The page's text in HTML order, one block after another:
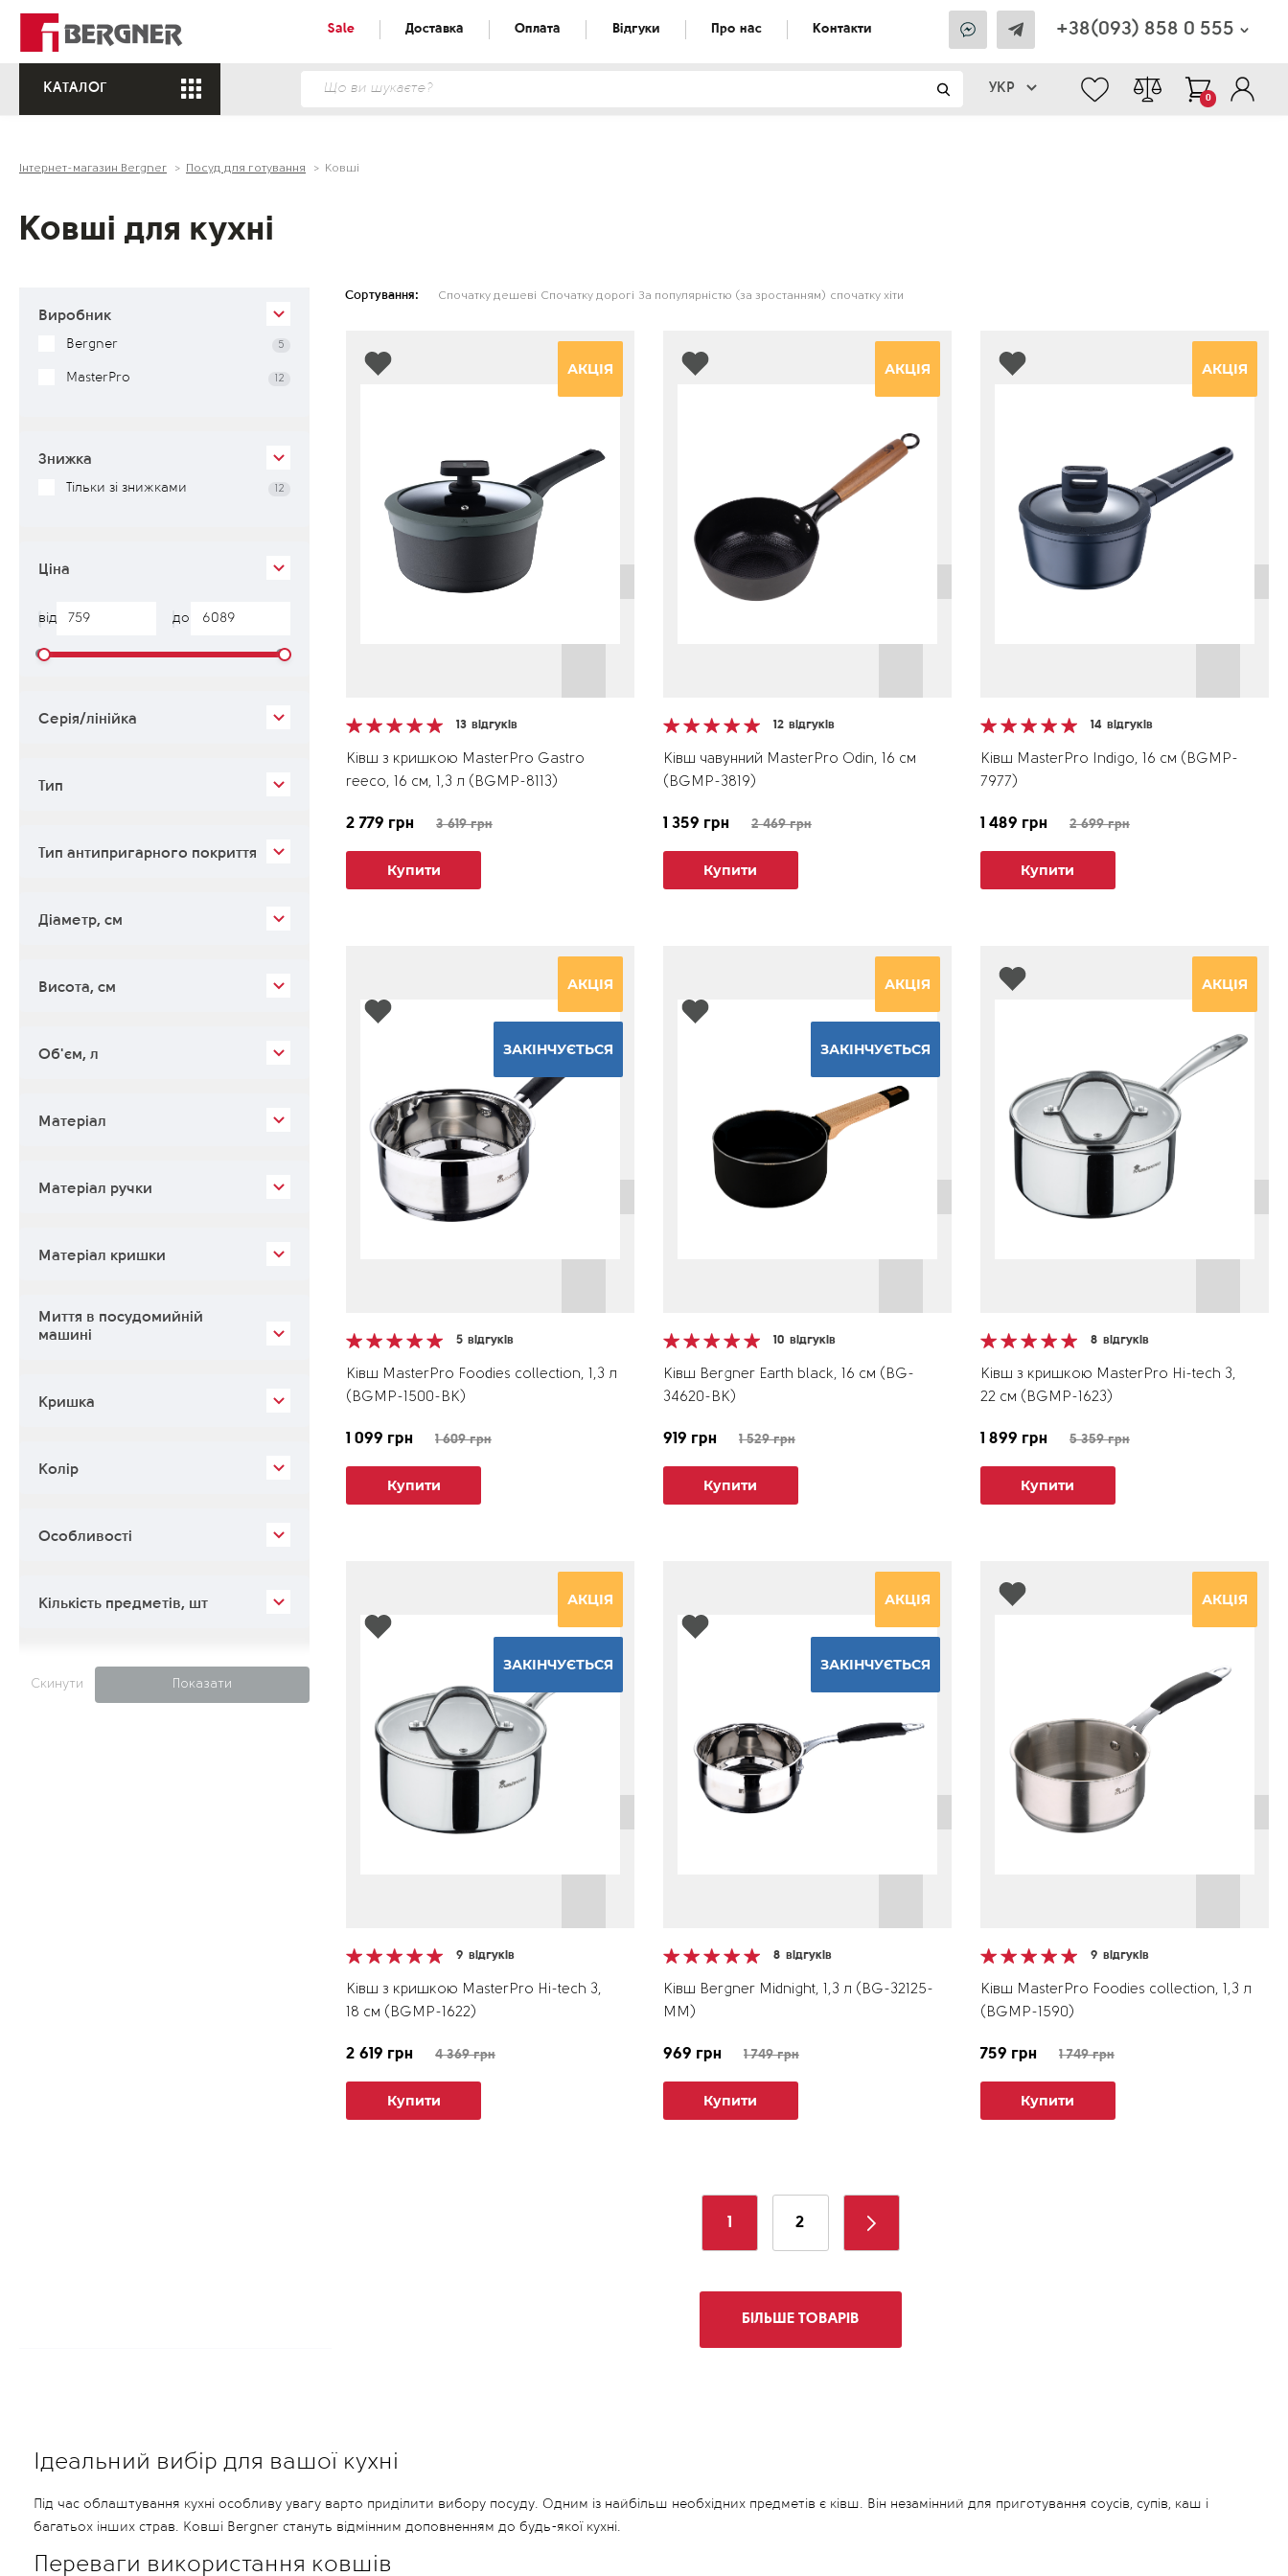
Sale Доставка Оплата Відгуки Про нас Контакти +38(093) 858 0 555
КАТАЛОГ УКР
0
Інтернет-магазин Bergner Посуд для готування Ковші
Ковші для кухні
Виробник
Bergner 5
MasterPro 12
Знижка
Тільки зі знижками 12
Ціна
від до
Серія/лінійка
Тип
Тип антипригарного покриття
Діаметр, см
Висота, см
Об'єм, л
Матеріал
Матеріал ручки
Матеріал кришки
Миття в посудомийній
машині
Кришка
Колір
Особливості
Кількість предметів, шт
Скинути Показати
Сортування: Спочатку дешеві Спочатку дорогі За популярністю (за зростанням) спочатку хіти
АКЦІЯ
13 відгуків
Ківш з кришкою MasterPro Gastro
reeco, 16 см, 1,3 л (BGMP-8113)
2 779 грн 3 619 грн
Купити
АКЦІЯ
12 відгуків
Ківш чавунний MasterPro Odin, 16 см
(BGMP-3819)
1 359 грн 2 469 грн
Купити
АКЦІЯ
14 відгуків
Ківш MasterPro Indigo, 16 см (BGMP-
7977)
1 489 грн 2 699 грн
Купити
АКЦІЯ
ЗАКІНЧУЄТЬСЯ
5 відгуків
Ківш MasterPro Foodies collection, 1,3 л
(BGMP-1500-BK)
1 099 грн 1 609 грн
Купити
АКЦІЯ
ЗАКІНЧУЄТЬСЯ
10 відгуків
Ківш Bergner Earth black, 16 см (BG-
34620-BK)
919 грн 1 529 грн
Купити
АКЦІЯ
8 відгуків
Ківш з кришкою MasterPro Hi-tech 3,
22 см (BGMP-1623)
1 899 грн 5 359 грн
Купити
АКЦІЯ
ЗАКІНЧУЄТЬСЯ
9 відгуків
Ківш з кришкою MasterPro Hi-tech 3,
18 см (BGMP-1622)
2 619 грн 4 369 грн
Купити
АКЦІЯ
ЗАКІНЧУЄТЬСЯ
8 відгуків
Ківш Bergner Midnight, 1,3 л (BG-32125-
MM)
969 грн 1 749 грн
Купити
АКЦІЯ
9 відгуків
Ківш MasterPro Foodies collection, 1,3 л
(BGMP-1590)
759 грн 1 749 грн
Купити
1 2
БІЛЬШЕ ТОВАРІВ
Ідеальний вибір для вашої кухні
Під час облаштування кухні особливу увагу варто приділити вибору посуду. Одним із найбільш необхідних предметів є ківш. Він незамінний для приготування соусів, супів, каш і
багатьох інших страв. Ковші Bergner стануть відмінним доповненням до будь-якої кухні.
Переваги використання ковшів